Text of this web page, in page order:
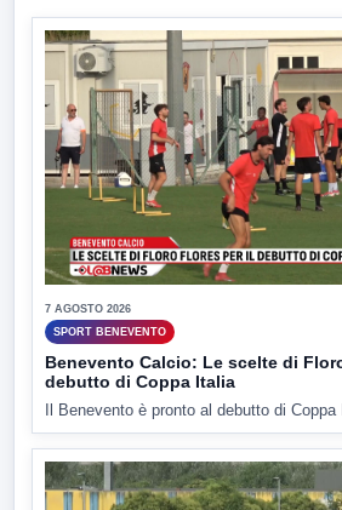
7 AGOSTO 2026
SPORT BENEVENTO
Benevento Calcio: Le scelte di
debutto di Coppa Italia
Il Benevento è pronto al debutto di